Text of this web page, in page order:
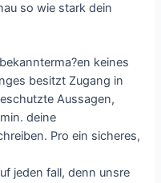
so wie stark dein
keines
besitzt Zugang in
Aussagen,
deine
Pro ein sicheres,
jeden fall, denn unsre